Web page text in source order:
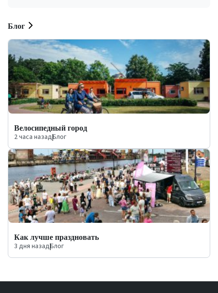
Блог
Велосипедный город
2 часа назад|Блог
Как лучше праздновать
3 дня назад|Блог